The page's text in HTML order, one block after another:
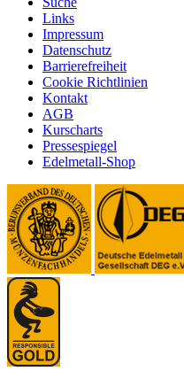
Links
Impressum
Datenschutz
Barrierefreiheit
Cookie Richtlinien
Kontakt
AGB
Kurscharts
Pressespiegel
Edelmetall-Shop